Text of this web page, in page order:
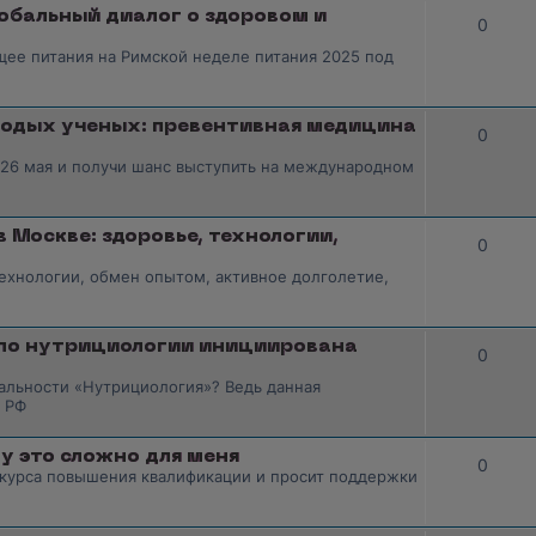
диалог о здоровом и
питания на Римской неделе питания 2025 под
0
ученых: превентивная медицина
мая и получи шанс выступить на международном
0
здоровье, технологии,
обмен опытом, активное долголетие,
0
нутрициологии инициирована
«Нутрициология»? Ведь данная
РФ
0
это сложно для меня
повышения квалификации и просит поддержки
0